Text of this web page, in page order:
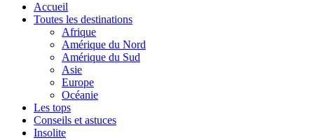
Accueil
Toutes les destinations
Afrique
Amérique du Nord
Amérique du Sud
Asie
Europe
Océanie
Les tops
Conseils et astuces
Insolite